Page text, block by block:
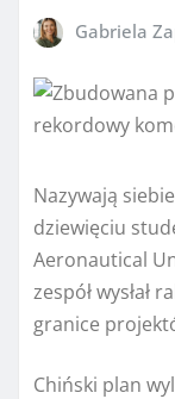
Gabriela
Nazywają
dziewięciu
Aeronautical
zespół wysłał
granice
Chiński plan